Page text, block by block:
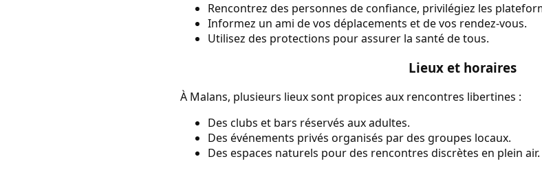
Rencontrez des personnes de confiance, privilégiez les
Informez un ami de vos déplacements et de vos rendez-vous.
Utilisez des protections pour assurer la santé de tous.
Lieux et horaires
À Malans, plusieurs lieux sont propices aux rencontres libertines :
Des clubs et bars réservés aux adultes.
Des événements privés organisés par des groupes locaux.
Des espaces naturels pour des rencontres discrètes en plein air.